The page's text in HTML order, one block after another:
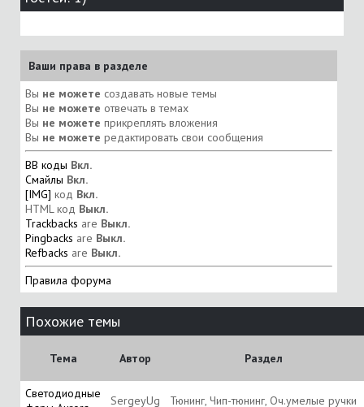
Ваши права в разделе
Вы не можете создавать новые темы
Вы не можете отвечать в темах
Вы не можете прикреплять вложения
Вы не можете редактировать свои сообщения
BB коды Вкл.
Смайлы Вкл.
[IMG] код Вкл.
HTML код Выкл.
Trackbacks are Выкл.
Pingbacks are Выкл.
Refbacks are Выкл.
Правила форума
Похожие темы
Тема Автор Раздел
Светодиодные
SergeyUg Тюнинг, Чип-тюнинг, Оч.умелые ручки